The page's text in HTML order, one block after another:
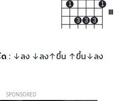
1
3 3 3
1
: ↓ลง ↓ลง↑ขึ้น ↑ขึ้น↓ลง
SPONSORED